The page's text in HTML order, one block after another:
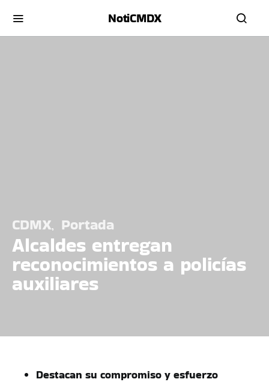
NotiCMDX
CDMX Portada
Alcaldes entregan
reconocimientos a policías
auxiliares
Destacan su compromiso y esfuerzo